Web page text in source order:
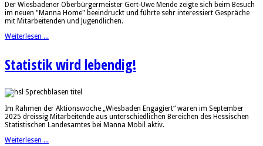
Der Wiesbadener Oberbürgermeister Gert-Uwe Mende zeigte sich beim Besuch
im neuen "Manna Home" beeindruckt und führte sehr interessiert Gespräche
mit Mitarbeitenden und Jugendlichen.
Weiterlesen ...
Statistik wird lebendig!
Im Rahmen der Aktionswoche „Wiesbaden Engagiert“ waren im September
2025 dreissig Mitarbeitende aus unterschiedlichen Bereichen des Hessischen
Statistischen Landesamtes bei Manna Mobil aktiv.
Weiterlesen ...